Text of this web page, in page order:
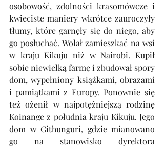
osobowość, zdolności krasomówcze i
kwieciste maniery wkrótce zauroczyły
tłumy, które garnęły się do niego, aby
go posłuchać. Wolał zamieszkać na wsi
w kraju Kikuju niż w Nairobi. Kupił
sobie niewielką farmę i zbudował spory
dom, wypełniony książkami, obrazami
i pamiątkami z Europy. Ponownie się
też ożenił w najpotężniejszą rodzinę
Koinange z południa kraju Kikuju. Jego
dom w Githunguri, gdzie mianowano
go na stanowisko dyrektora